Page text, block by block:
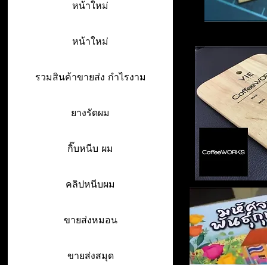
หน้าใหม่
หน้าใหม่
รวมสินค้าขายส่ง กำไรงาม
ยางรัดผม
กิ๊บหนีบ ผม
คลิปหนีบผม
ขายส่งหมอน
ขายส่งสมุด